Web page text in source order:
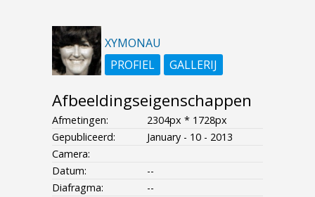
XYMONAU
PROFIEL
GALLERIJ
Afbeeldingseigenschappen
Afmetingen:
2304px * 1728px
Gepubliceerd:
January - 10 - 2013
Camera:
Datum:
--
Diafragma:
--